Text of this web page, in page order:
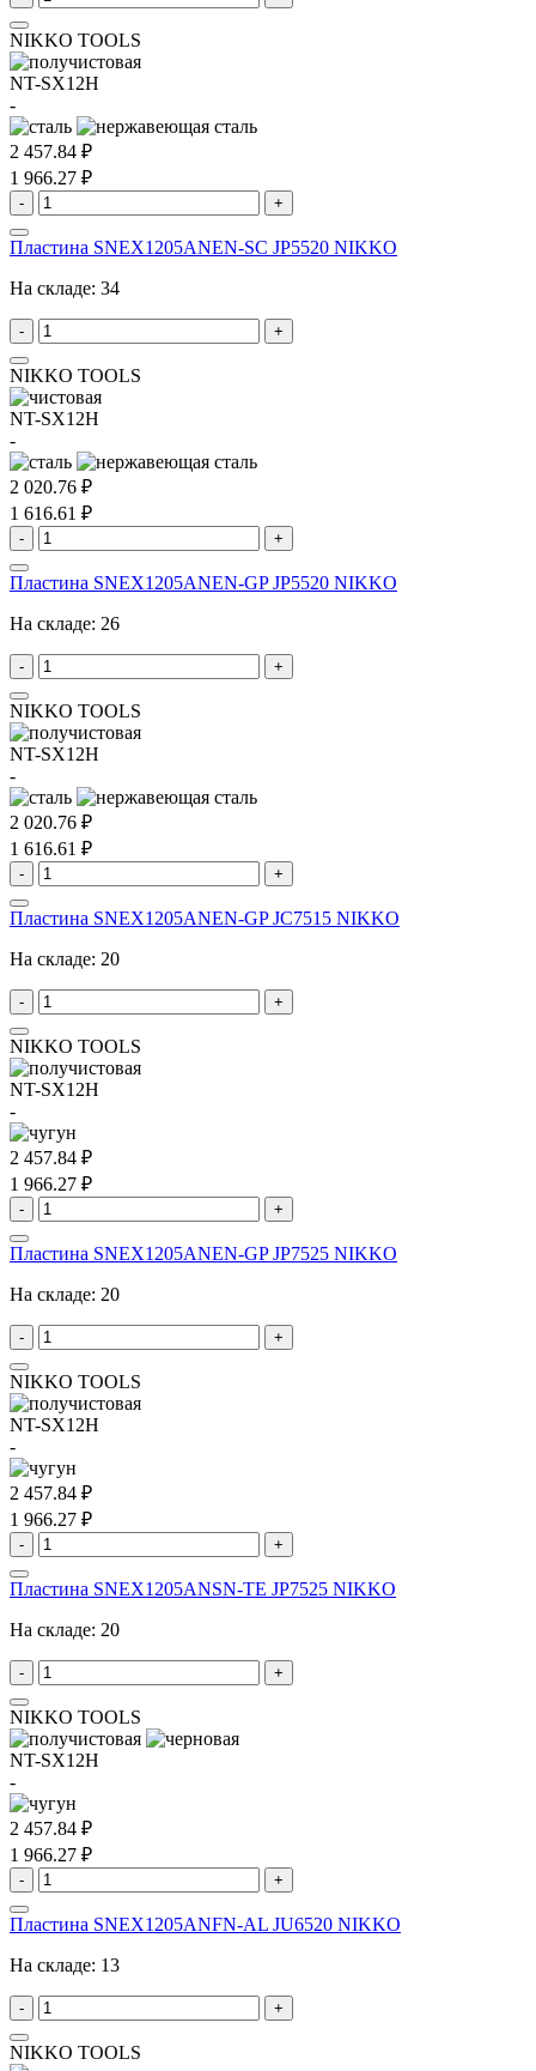
NIKKO TOOLS
NT-SX12H
-
2 457.84 ₽
1 966.27 ₽
- +
Пластина SNEX1205ANEN-SC JP5520 NIKKO
На складе: 34
- +
NIKKO TOOLS
NT-SX12H
-
2 020.76 ₽
1 616.61 ₽
- +
Пластина SNEX1205ANEN-GP JP5520 NIKKO
На складе: 26
- +
NIKKO TOOLS
NT-SX12H
-
2 020.76 ₽
1 616.61 ₽
- +
Пластина SNEX1205ANEN-GP JC7515 NIKKO
На складе: 20
- +
NIKKO TOOLS
NT-SX12H
-
2 457.84 ₽
1 966.27 ₽
- +
Пластина SNEX1205ANEN-GP JP7525 NIKKO
На складе: 20
- +
NIKKO TOOLS
NT-SX12H
-
2 457.84 ₽
1 966.27 ₽
- +
Пластина SNEX1205ANSN-TE JP7525 NIKKO
На складе: 20
- +
NIKKO TOOLS
NT-SX12H
-
2 457.84 ₽
1 966.27 ₽
- +
Пластина SNEX1205ANFN-AL JU6520 NIKKO
На складе: 13
- +
NIKKO TOOLS